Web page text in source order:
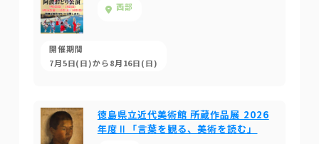
西部
開催期間
7月5日(日)から8月16日(日)
徳島県立近代美術館 所蔵作品展 2026
年度Ⅱ「言葉を観る、美術を読む」